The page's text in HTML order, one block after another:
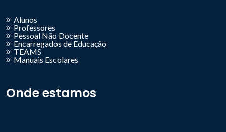
Alunos
Professores
Pessoal Não Docente
Encarregados de Educação
TEAMS
Manuais Escolares
Onde estamos